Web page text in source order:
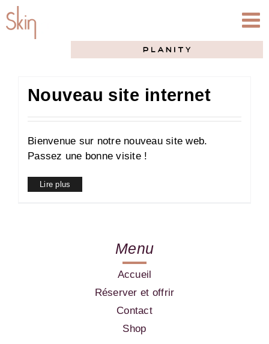
Passer
au
contenu
Nouveau site internet
Bienvenue sur notre nouveau site web.
Passez une bonne visite !
Lire plus
Menu
Accueil
Réserver et offrir
Contact
Shop